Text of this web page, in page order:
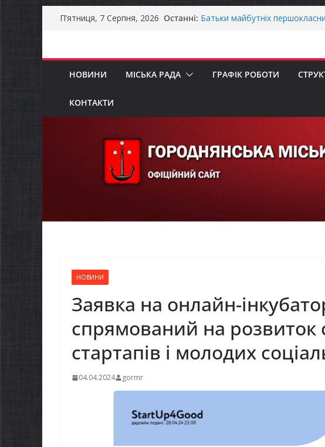
Перейти
П’ятниця, 7 Серпня, 2026 Останні: Батьки майбутніх
Премії Кабінету Міністрів
НОВИНИ МІСЬКА РАДА ГРАФІК РОБОТИ
КОНТАКТИ
НОВИНИ
Заявка на онлайн-
спрямований на розвиток
стартапів і молодих
04.04.2024 gormr